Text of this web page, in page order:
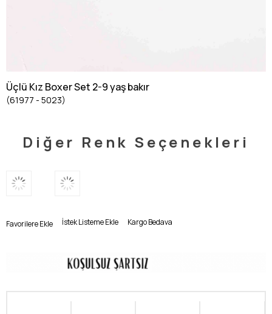
Üçlü Kız Boxer Set 2-9 yaş bakır
(61977 - 5023)
Diğer Renk Seçenekleri
Favorilere Ekle İstek Listeme Ekle Kargo Bedava